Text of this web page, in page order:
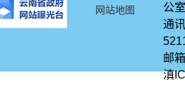
网站地图
公室
通
邮
滇